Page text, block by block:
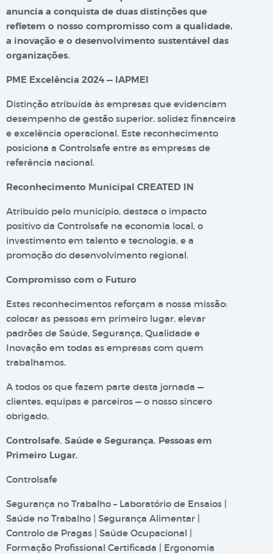
anuncia a conquista de duas distinções que
refletem o nosso compromisso com a qualidade,
a inovação e o desenvolvimento sustentável das
organizações.
PME Excelência 2024 — IAPMEI
Distinção atribuída às empresas que evidenciam
desempenho de gestão superior, solidez financeira
e excelência operacional. Este reconhecimento
posiciona a Controlsafe entre as empresas de
referência nacional.
Reconhecimento Municipal CREATED IN
Atribuído pelo município, destaca o impacto
positivo da Controlsafe na economia local, o
investimento em talento e tecnologia, e a
promoção do desenvolvimento regional.
Compromisso com o Futuro
Estes reconhecimentos reforçam a nossa missão:
colocar as pessoas em primeiro lugar, elevar
padrões de Saúde, Segurança, Qualidade e
Inovação em todas as empresas com quem
trabalhamos.
A todos os que fazem parte desta jornada —
clientes, equipas e parceiros — o nosso sincero
obrigado.
Controlsafe. Saúde e Segurança. Pessoas em
Primeiro Lugar.
Controlsafe
Segurança no Trabalho – Laboratório de Ensaios |
Saúde no Trabalho | Segurança Alimentar |
Controlo de Pragas | Saúde Ocupacional |
Formação Profissional Certificada | Ergonomia